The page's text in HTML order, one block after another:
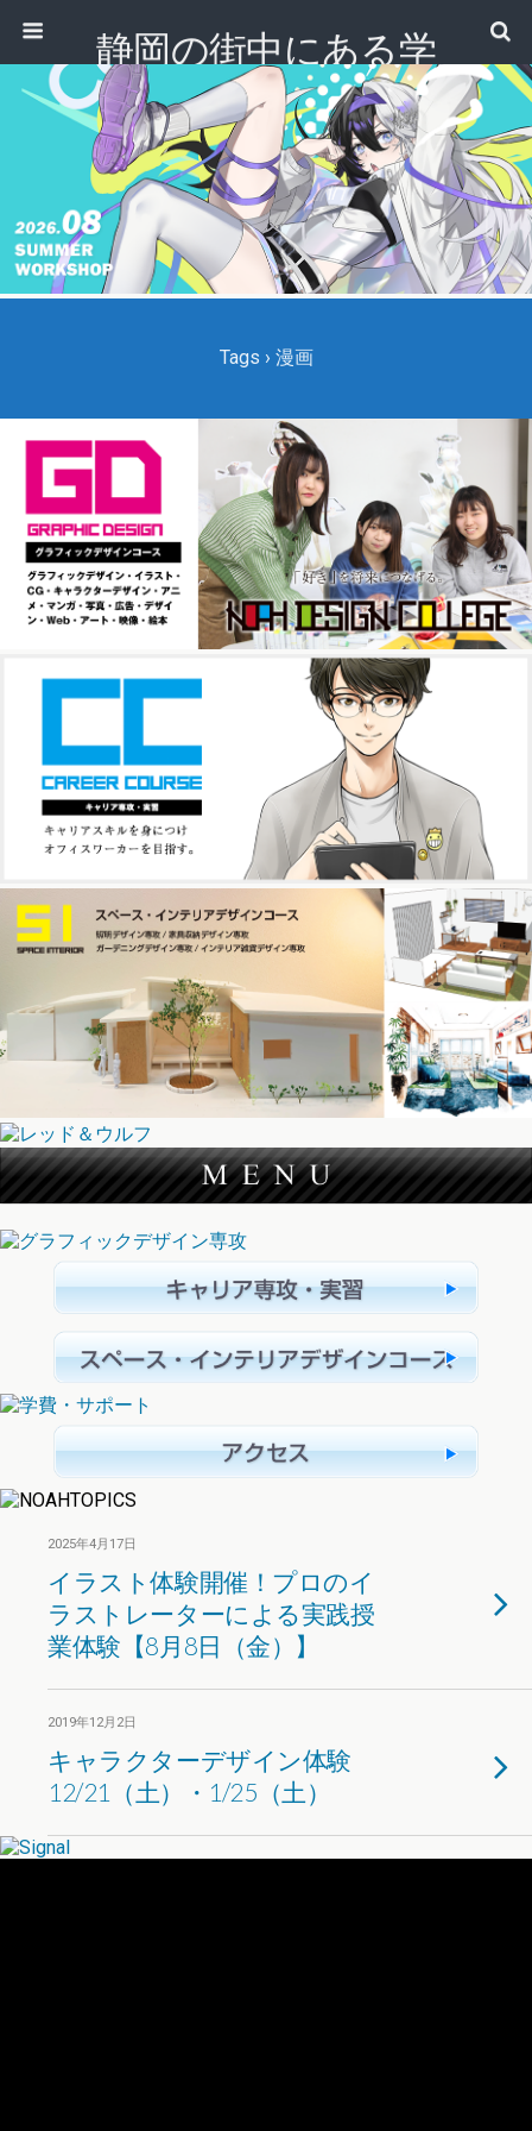
静岡の街中にある学
校｜専門学校 ノアデ
ザインカレッジ
Tags › 漫画
2025年4月17日
イラスト体験開催！プロのイ
ラストレーターによる実践授
業体験【8月8日（金）】
2019年12月2日
キャラクターデザイン体験
12/21（土）・1/25（土）